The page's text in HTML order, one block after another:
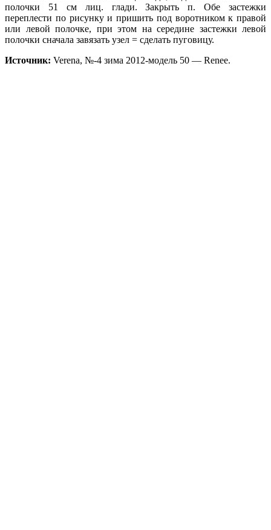
полочки 51 см лиц. глади. Закрыть п. Обе застежки
переплести по рисунку и пришить под воротником к правой
или левой полочке, при этом на середине за­стежки левой
полочки сначала завя­зать узел = сделать пуговицу.
Источник: Verena, №-4 зима 2012-модель 50 — Renee.